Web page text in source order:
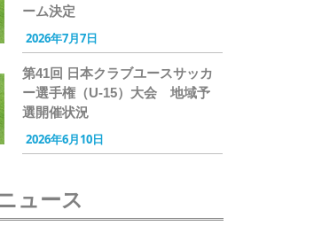
ーム決定
2026年7月7日
第41回 日本クラブユースサッカ
ー選手権（U-15）大会 地域予
選開催状況
2026年6月10日
ュース